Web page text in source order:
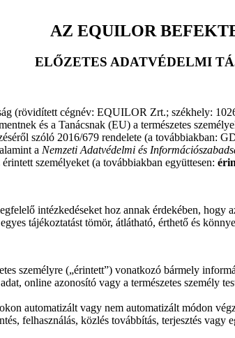
AZ EQUILOR
ELŐZETES ADATVÉDELMI
(rövidített cégnév: EQUILOR Zrt.; székhely:
és a Tanácsnak (EU) a természetes
szóló 2016/679 rendelete (a továbbiakban:
a Nemzeti Adatvédelmi és
személyeket (a továbbiakban együttesen:
intézkedéseket hoz annak érdekében, hogy
tájékoztatást tömör, átlátható, érthető és
személyre („érintett”) vonatkozó bármely
online azonosító vagy a természetes
automatizált vagy nem automatizált módon
felhasználás, közlés továbbítás, terjesztés